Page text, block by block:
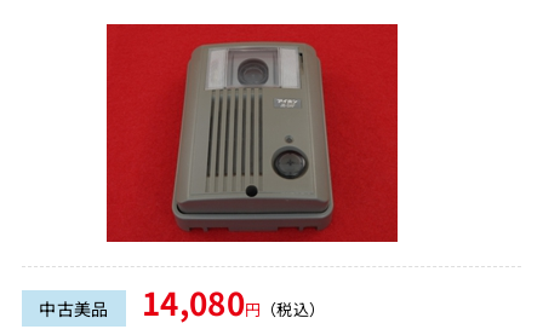
中古美品 14,080円 （税込）